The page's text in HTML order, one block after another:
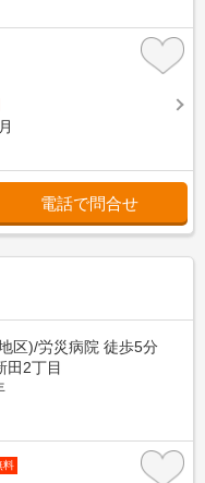
電話で問合せ
区)/労災病院 徒歩5分
田2丁目
料